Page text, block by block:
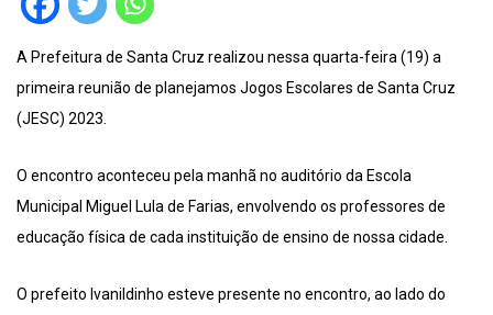
A Prefeitura de Santa Cruz realizou nessa quarta-feira (19) a
primeira reunião de planejamos Jogos Escolares de Santa Cruz
(JESC) 2023.
O encontro aconteceu pela manhã no auditório da Escola
Municipal Miguel Lula de Farias, envolvendo os professores de
educação física de cada instituição de ensino de nossa cidade.
O prefeito Ivanildinho esteve presente no encontro, ao lado do